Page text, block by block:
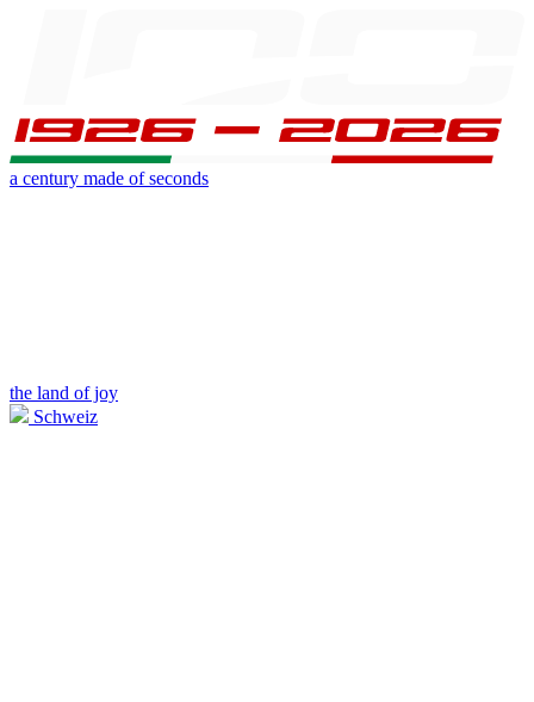
a century made of seconds
the land of joy
Schweiz